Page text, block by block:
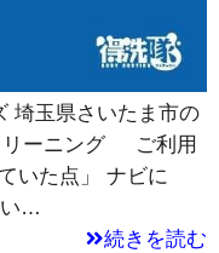
埼玉県さいたま市の
リーニング ご利用
いた点」 ナビに
い…
続きを読む